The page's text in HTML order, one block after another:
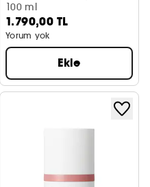
100 ml
1.790,00 TL
Yorum yok
Ekle